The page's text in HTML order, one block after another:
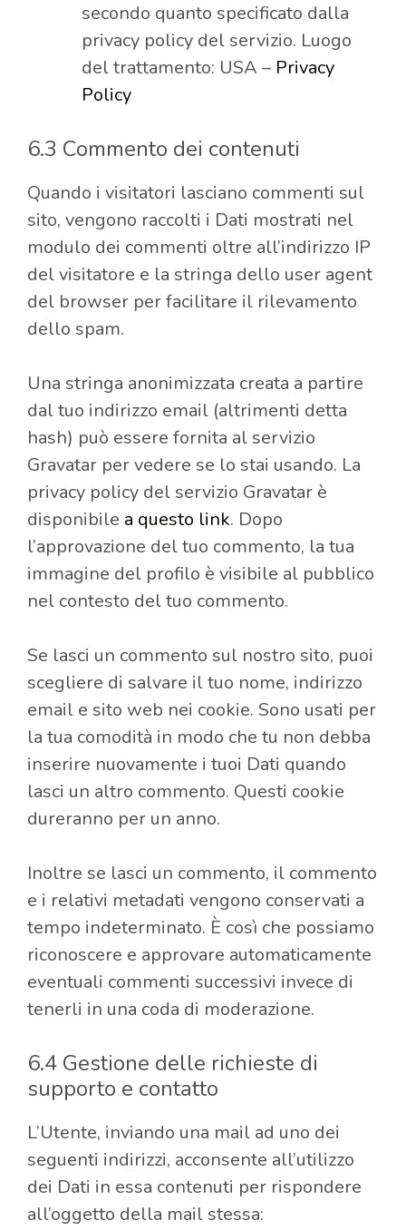
secondo quanto specificato dalla
privacy policy del servizio. Luogo
del trattamento: USA – Privacy
Policy
6.3 Commento dei contenuti
Quando i visitatori lasciano commenti sul
sito, vengono raccolti i Dati mostrati nel
modulo dei commenti oltre all’indirizzo IP
del visitatore e la stringa dello user agent
del browser per facilitare il rilevamento
dello spam.
Una stringa anonimizzata creata a partire
dal tuo indirizzo email (altrimenti detta
hash) può essere fornita al servizio
Gravatar per vedere se lo stai usando. La
privacy policy del servizio Gravatar è
disponibile a questo link. Dopo
l’approvazione del tuo commento, la tua
immagine del profilo è visibile al pubblico
nel contesto del tuo commento.
Se lasci un commento sul nostro sito, puoi
scegliere di salvare il tuo nome, indirizzo
email e sito web nei cookie. Sono usati per
la tua comodità in modo che tu non debba
inserire nuovamente i tuoi Dati quando
lasci un altro commento. Questi cookie
dureranno per un anno.
Inoltre se lasci un commento, il commento
e i relativi metadati vengono conservati a
tempo indeterminato. È così che possiamo
riconoscere e approvare automaticamente
eventuali commenti successivi invece di
tenerli in una coda di moderazione.
6.4 Gestione delle richieste di
supporto e contatto
L’Utente, inviando una mail ad uno dei
seguenti indirizzi, acconsente all’utilizzo
dei Dati in essa contenuti per rispondere
all’oggetto della mail stessa: